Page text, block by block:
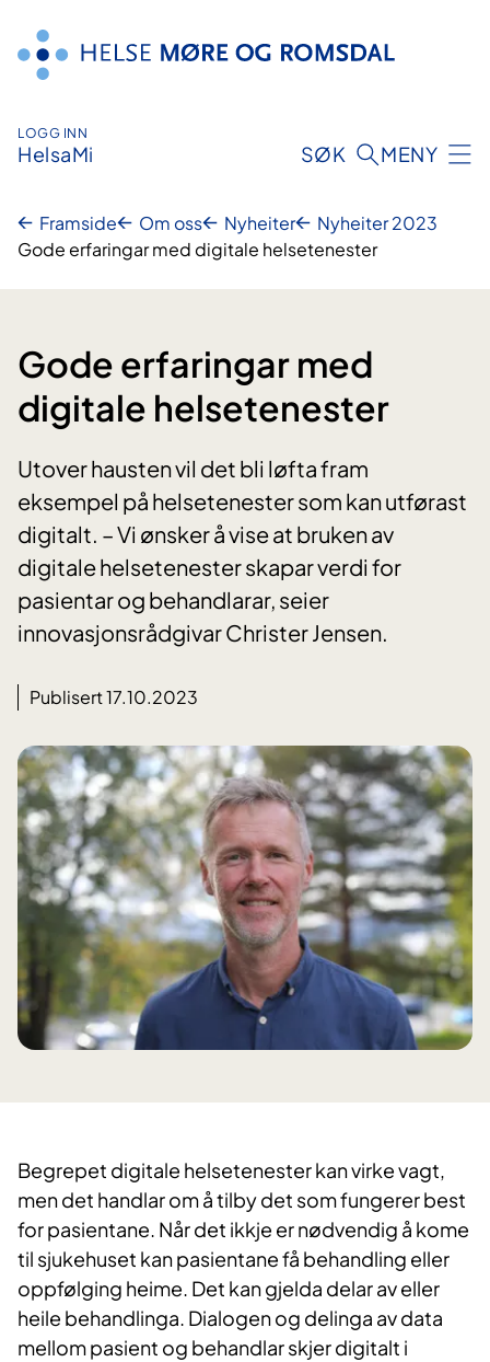
innhald
LOGG INN
HelsaMi SØK MENY
Framside Om oss Nyheiter
Nyheiter 2023
Gode erfaringar med digitale helsetenester
Gode erfaringar med
digitale helsetenester
Utover hausten vil det bli løfta fram
eksempel på helsetenester som kan utførast
digitalt. – Vi ønsker å vise at bruken av
digitale helsetenester skapar verdi for
pasientar og behandlarar, seier
innovasjonsrådgivar Christer Jensen.
Publisert 17.10.2023
Begrepet digitale helsetenester kan virke vagt,
men det handlar om å tilby det som fungerer best
for pasientane. Når det ikkje er nødvendig å kome
til sjukehuset kan pasientane få behandling eller
oppfølging heime. Det kan gjelda delar av eller
heile behandlinga. Dialogen og delinga av data
mellom pasient og behandlar skjer digitalt i